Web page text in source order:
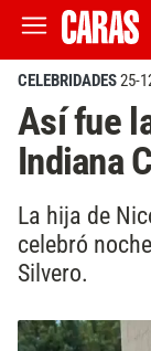
CELEBRIDADES25-
Así fue
Indiana
La hija de
celebró
Silvero.